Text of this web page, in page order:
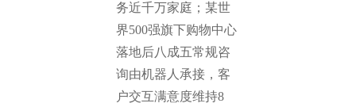
务近千万家庭；某世
界500强旗下购物中心
落地后八成五常规咨
询由机器人承接，客
户交互满意度维持8